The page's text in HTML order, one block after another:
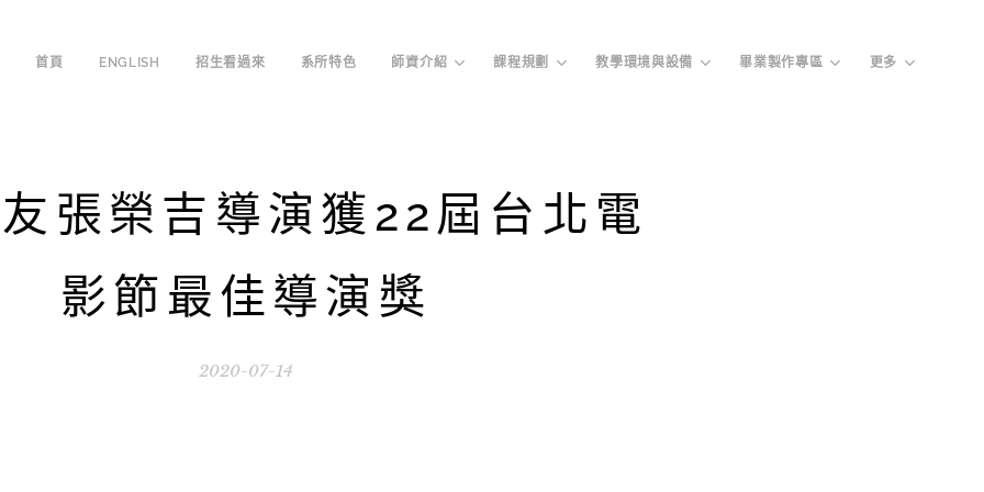
首頁 ENGLISH 招生看過來 系所特色 師資介紹 課程規劃 教學環境與設備 畢業製作專區 更多
張榮吉導演獲22屆台北電
影節最佳導演獎
2020-07-14